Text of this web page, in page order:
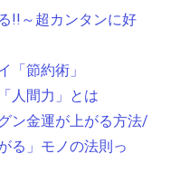
!!～超カンタンに好
「節約術」
人間力」とは
ン金運が上がる方法/
る」モノの法則っ